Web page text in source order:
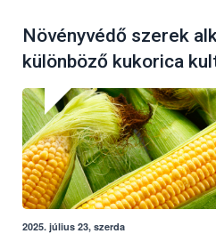
Növényvédő szerek
különböző kukorica
2025. július 23, szerda